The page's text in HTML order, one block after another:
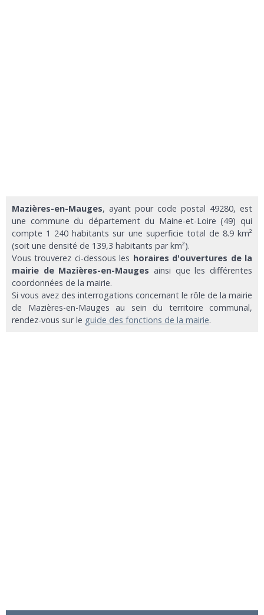
Mazières-en-Mauges, ayant pour code postal 49280, est
une commune du département du Maine-et-Loire (49) qui
compte 1 240 habitants sur une superficie total de 8.9 km²
(soit une densité de 139,3 habitants par km²).
Vous trouverez ci-dessous les horaires d'ouvertures de la
mairie de Mazières-en-Mauges ainsi que les différentes
coordonnées de la mairie.
Si vous avez des interrogations concernant le rôle de la mairie
de Mazières-en-Mauges au sein du territoire communal,
rendez-vous sur le guide des fonctions de la mairie.